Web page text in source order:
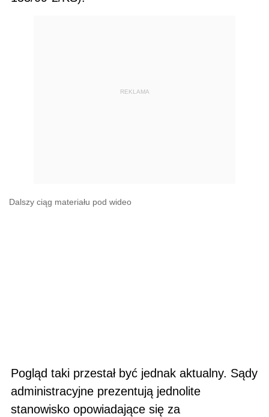
REKLAMA
Dalszy ciąg materiału pod wideo
Pogląd taki przestał być jednak aktualny. Sądy
administracyjne prezentują jednolite
stanowisko opowiadają­ce się za